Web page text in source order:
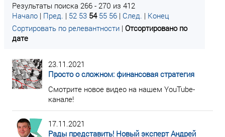
Результаты поиска 266 - 270 из 412
Начало | Пред. | 52 53 54 55 56 | След. | Конец
Сортировать по релевантности | Отсортировано по
дате
23.11.2021
Просто о сложном: финансовая стратегия
Смотрите новое видео на нашем YouTube-
канале!
17.11.2021
Рады представить! Новый эксперт Андрей